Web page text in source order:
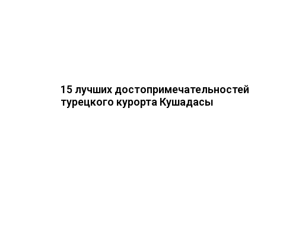
15 лучших достопримечательностей
турецкого курорта Кушадасы